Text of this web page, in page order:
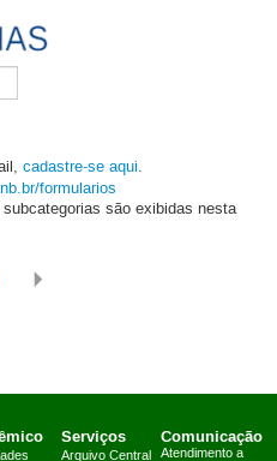
cadastre-se aqui.
formularios
são exibidas nesta
Serviços
Arquivo Central
Comunicação
Atendimento a